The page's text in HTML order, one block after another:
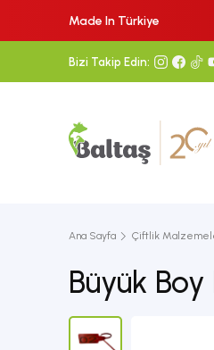
Made In Türkiye
Bizi Takip Edin:
Ana Sayfa Çiftlik
Büyük